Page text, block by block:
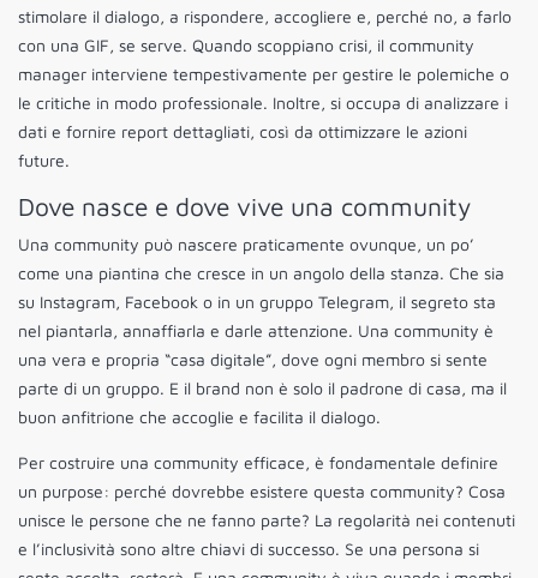
stimolare il dialogo, a rispondere, accogliere e, perché no, a farlo
con una GIF, se serve. Quando scoppiano crisi, il community
manager interviene tempestivamente per gestire le polemiche o
le critiche in modo professionale. Inoltre, si occupa di analizzare i
dati e fornire report dettagliati, così da ottimizzare le azioni
future.
Dove nasce e dove vive una community
Una community può nascere praticamente ovunque, un po’
come una piantina che cresce in un angolo della stanza. Che sia
su Instagram, Facebook o in un gruppo Telegram, il segreto sta
nel piantarla, annaffiarla e darle attenzione. Una community è
una vera e propria “casa digitale”, dove ogni membro si sente
parte di un gruppo. E il brand non è solo il padrone di casa, ma il
buon anfitrione che accoglie e facilita il dialogo.
Per costruire una community efficace, è fondamentale definire
un purpose: perché dovrebbe esistere questa community? Cosa
unisce le persone che ne fanno parte? La regolarità nei contenuti
e l’inclusività sono altre chiavi di successo. Se una persona si